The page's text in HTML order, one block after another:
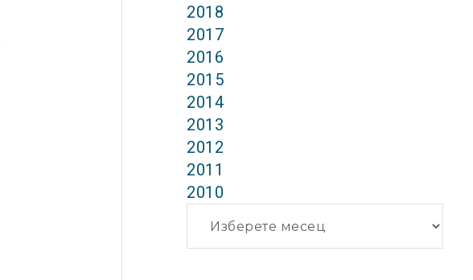
2018
2017
2016
2015
2014
2013
2012
2011
2010